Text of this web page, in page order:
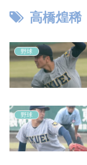
高橋煌稀
野球
野球